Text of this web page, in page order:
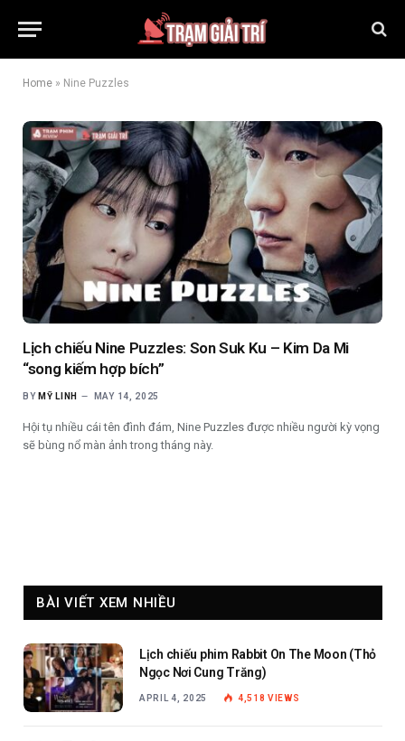
Home » Nine Puzzles
Lịch chiếu Nine Puzzles: Son Suk Ku – Kim Da Mi
“song kiếm hợp bích”
BY MỸ LINH MAY 14, 2025
Hội tụ nhiều cái tên đình đám, Nine Puzzles được nhiều người kỳ vọng
sẽ bùng nổ màn ảnh trong tháng này.
BÀI VIẾT XEM NHIỀU
Lịch chiếu phim Rabbit On The Moon (Thỏ
Ngọc Nơi Cung Trăng)
APRIL 4, 2025 4,518VIEWS